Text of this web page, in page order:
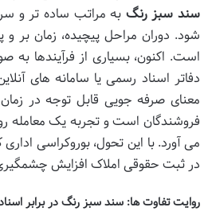
سند سبز رنگ به مراتب ساده تر و
شود. دوران مراحل پیچیده، زمان بر و
است. اکنون، بسیاری از فرآیندها به
دفاتر اسناد رسمی یا سامانه های
معنای صرفه جویی قابل توجه در
فروشندگان است و تجربه یک معامله
می آورد. با این تحول، بوروکراسی
در ثبت حقوقی املاک افزایش
روایت تفاوت ها: سند سبز رنگ در برابر